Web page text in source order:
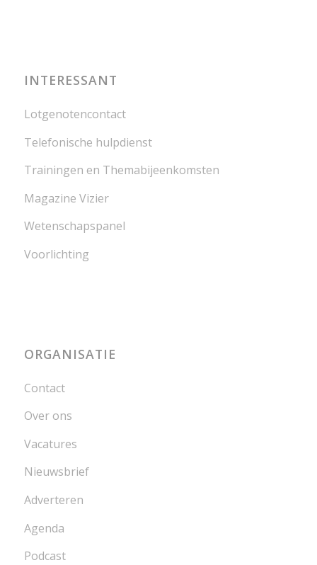
INTERESSANT
Lotgenotencontact
Telefonische hulpdienst
Trainingen en Themabijeenkomsten
Magazine Vizier
Wetenschapspanel
Voorlichting
ORGANISATIE
Contact
Over ons
Vacatures
Nieuwsbrief
Adverteren
Agenda
Podcast